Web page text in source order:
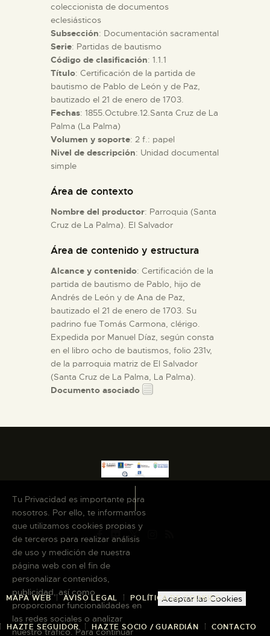
EL MUSEO
COLECCIONES
DIDÁCTICA
ESPAÑOL
coleccionista de documentos
eclesiásticos
Subsección: Documentación sacramental
Serie: Partidas de bautismo
Código de clasificación: 1.1.1
Título: Certificación de la partida de
bautismo de Pablo de León y de Paz,
bautizado el 21 de enero de 1703.
Fechas: 1855.Octubre.12.Santa Cruz de La
Palma (La Palma)
Volumen y soporte: 2 f.: papel
Nivel de descripción: Unidad documental
simple
Área de contexto
Nombre del productor: Parroquia (Santa
Cruz de La Palma). El Salvador
Área de contenido y estructura
Alcance y contenido: Certificación de la
partida de bautismo de Pablo, hijo de
Andrés de León y de Ana de Paz,
bautizado el 21 de enero de 1703. Su
padrino fue Tomás Carmona, clérigo.
Expedida por Manuel Díaz, según consta
en el libro ocho de bautismos, folio 231v,
de la parroquia matriz de El Salvador
(Santa Cruz de La Palma, La Palma).
Documento asociado
MAPA WEB AVISO LEGAL POLÍTICA DE COOKIES
HAZTE SEGUIDOR HAZTE SOCIO / GUARDIÁN CONTACTO
Tu Privacidad es importante para
nosotros. Por ello, te informamos
que utilizamos cookies propias y
de terceros para realizar análisis
de uso y medición de nuestra
página web con el fin de
personalizar contenidos,
publicidad, así como
proporcionar funcionalidades en
las redes sociales o analizar
nuestro tráfico. Para continuar
Aceptar las Cookies